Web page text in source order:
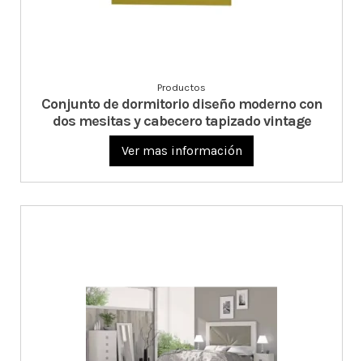
Productos
Conjunto de dormitorio diseño moderno con
dos mesitas y cabecero tapizado vintage
Ver mas información